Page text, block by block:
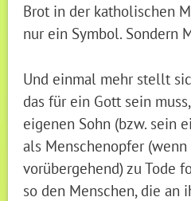
Brot in der katholischen
nur ein Symbol. Sondern
Und einmal mehr stellt
das für ein Gott sein
eigenen Sohn (bzw. sein
als Menschenopfer
vorübergehend) zu Tode
so den Menschen, die an